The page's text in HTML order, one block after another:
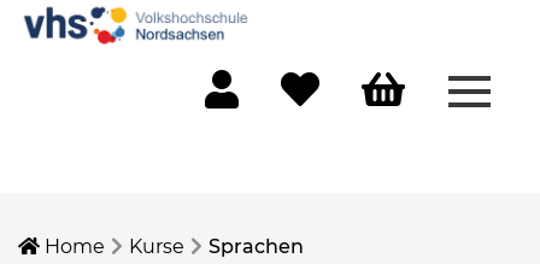
Home Kurse
Sprachen